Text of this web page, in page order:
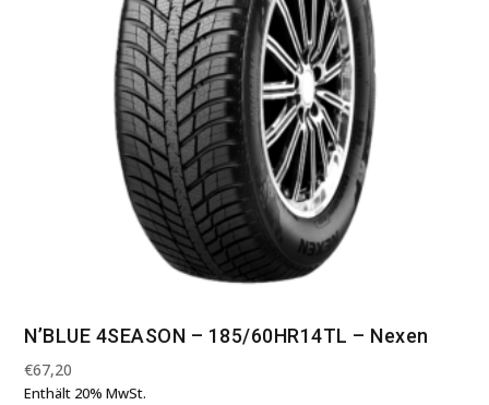
N’BLUE 4SEASON – 185/60HR14TL – Nexen
€67,20
Enthält 20% MwSt.